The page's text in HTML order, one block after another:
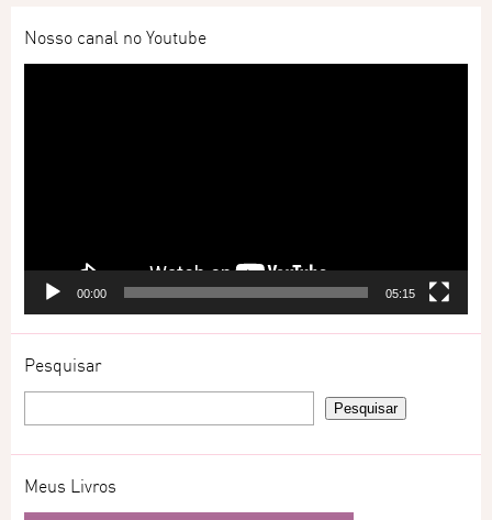
Nosso canal no Youtube
00:00 05:15
Pesquisar
Meus Livros